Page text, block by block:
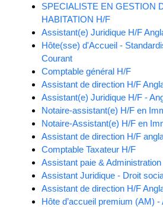
SPECIALISTE EN GESTION
HABITATION H/F
Assistant(e) Juridique H/F
Hôte(sse) d'Accueil -
Courant
Comptable général H/F
Assistant de direction H/F
Assistant(e) Juridique H/F -
Notaire-assistant(e) H/F en
Notaire-Assistant(e) H/F en
Assistant de direction H/F
Comptable Taxateur H/F
Assistant paie &
Assistant Juridique - Droit
Assistant de direction H/F
Hôte d’accueil premium (AM)